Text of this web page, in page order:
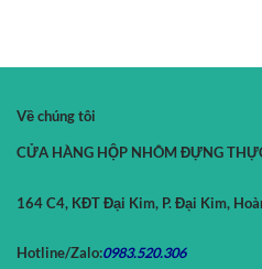
Về chúng tôi
CỬA HÀNG HỘP NHÔM ĐỰNG
164 C4, KĐT Đại Kim, P. Đại Kim,
Hotline/Zalo:0983.520.306